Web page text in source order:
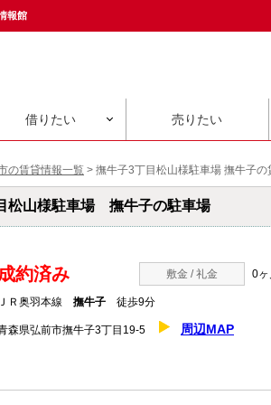
報館
借りたい 売りたい
の賃貸情報一覧 > 撫牛子3丁目松山様駐車場 撫牛子の
松山様駐車場 撫牛子の駐車場
約済み 敷金 / 礼金 0ヶ
ＪＲ奥羽本線 撫牛子 徒歩9分
森県弘前市撫牛子3丁目19-5 周辺MAP